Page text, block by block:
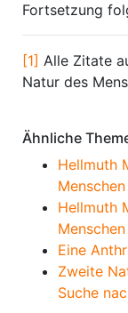
Fortsetzung
[1] Alle Zitate
Natur des
Ähnliche
Hellmuth
Menschen
Hellmuth
Menschen
Eine
Zweite
Suche